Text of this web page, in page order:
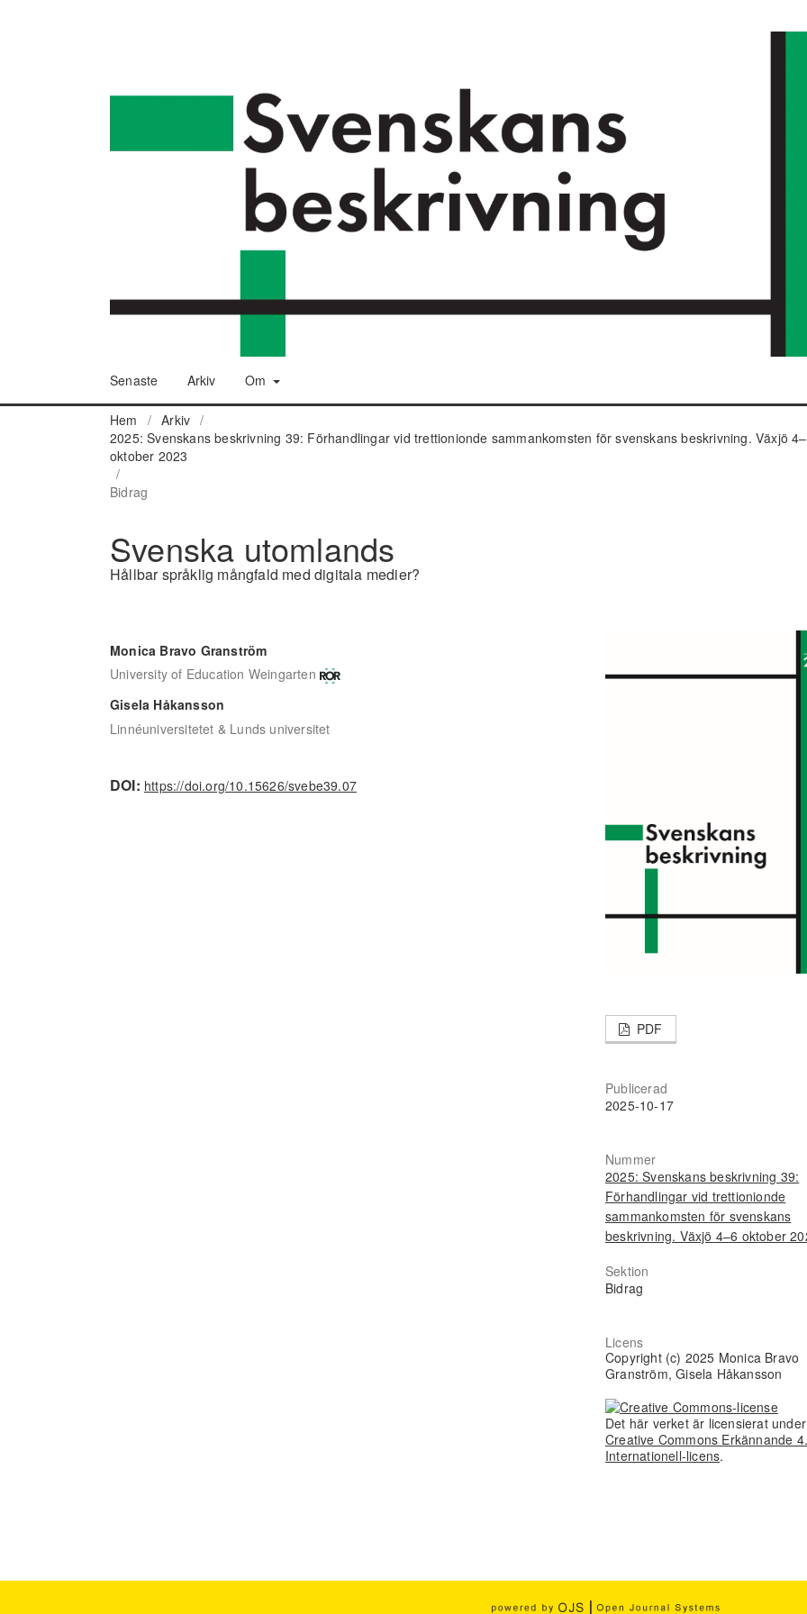
Senaste Arkiv Om
Hem / Arkiv /
2025: Svenskans beskrivning 39: Förhandlingar vid trettionionde sammankomsten för svenskans beskrivning. Växjö
oktober 2023
/
Bidrag
Svenska utomlands
Hållbar språklig mångfald med digitala medier?
Monica Bravo Granström
University of Education Weingarten
Gisela Håkansson
Linnéuniversitetet & Lunds universitet
DOI: https://doi.org/10.15626/svebe39.07
PDF
Publicerad
2025-10-17
Nummer
2025: Svenskans beskrivning 39:
Förhandlingar vid trettionionde
sammankomsten för svenskans
beskrivning. Växjö 4–6 oktober
Sektion
Bidrag
Licens
Copyright (c) 2025 Monica Bravo
Granström, Gisela Håkansson
Det här verket är licensierat
Creative Commons Erkännande
Internationell-licens.